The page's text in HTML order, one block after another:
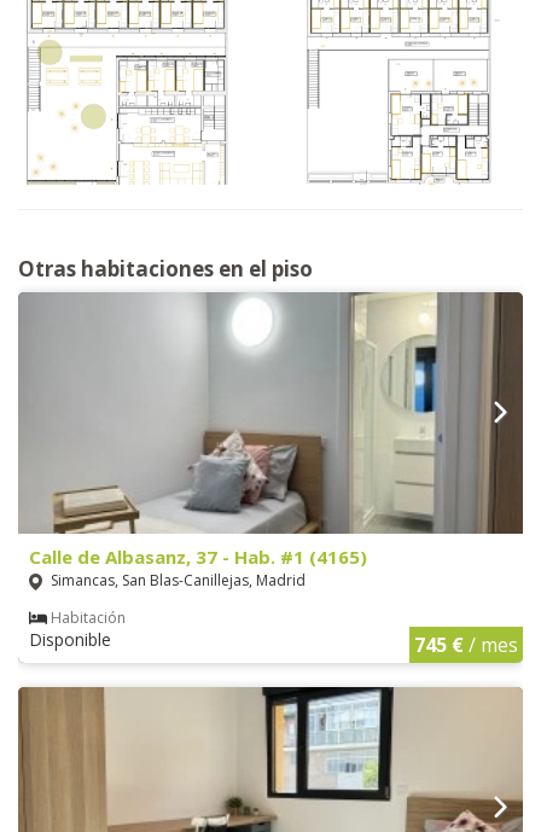
Otras habitaciones en el piso
Calle de Albasanz, 37 - Hab. #1 (4165)
Simancas, San Blas-Canillejas, Madrid
Habitación
Disponible 745 €/ mes